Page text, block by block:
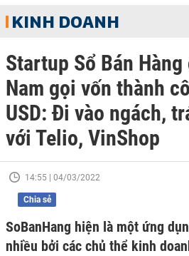
KINH DOANH
Startup Sổ Bán
Nam gọi vốn thành
USD: Đi vào ngách,
với Telio, VinShop
14:55 | 04/03/2022
Chia sẻ
SoBanHang hiện là một ứng
nhiều bởi các chủ thể kinh